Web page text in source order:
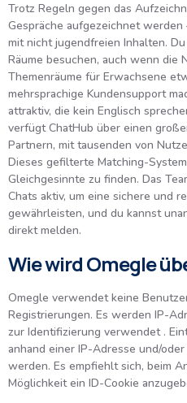
Trotz Regeln gegen das
Gespräche aufgezeichnet werden
mit nicht jugendfreien Inhalten.
Räume besuchen, auch wenn die
Themenräume für Erwachsene
mehrsprachige Kundensupport
attraktiv, die kein Englisch
verfügt ChatHub über einen
Partnern, mit tausenden von
Dieses gefilterte Matching-
Gleichgesinnte zu finden. Das
Chats aktiv, um eine sichere und
gewährleisten, und du kannst
direkt melden.
Wie wird Omegle
Omegle verwendet keine
Registrierungen. Es werden IP-
zur Identifizierung verwendet .
anhand einer IP-Adresse und/
werden. Es empfiehlt sich, beim
Möglichkeit ein ID-Cookie